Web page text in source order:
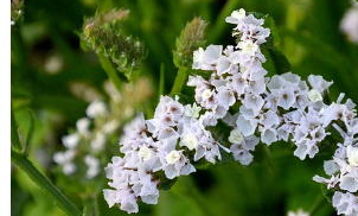
P
L
A
C
O
L
E